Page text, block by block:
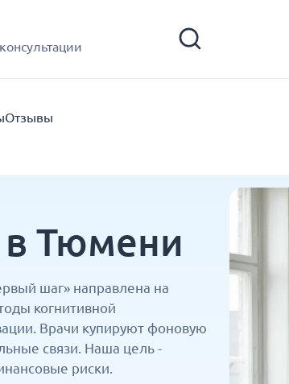
Отзывы
Тюмени
шаг» направлена на
когнитивной
Врачи купируют фоновую
связи. Наша цель -
риски.